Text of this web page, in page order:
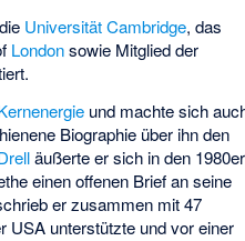
Universität Cambridge, das
Londonsowie Mitglied der
und machte sich
Biographie über ihn den
äußerte er sich in den 1980er
einen offenen Brief an seine
er zusammen mit 47
USA unterstützte und vor einer